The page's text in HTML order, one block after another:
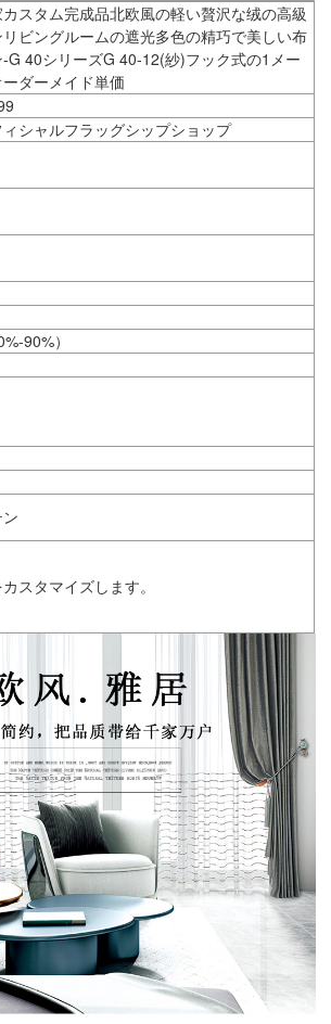
スタム完成品北欧風の軽い贅沢な绒の高級
ビングルームの遮光多色の精巧で美しい布
G 40シリーズG 40-12(紗)フック式の1メー
ーダーメイド単価
シャルフラッグシップショップ
90%）
スタマイズします。